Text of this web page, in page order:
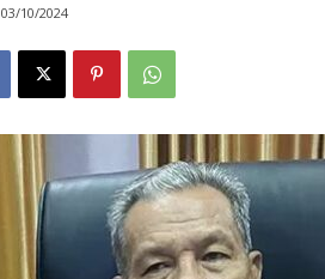
03/10/2024